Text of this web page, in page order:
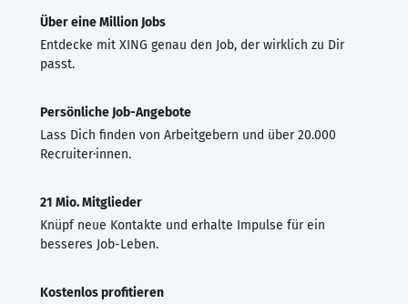
Über eine Million Jobs
Entdecke mit XING genau den Job, der wirklich zu Dir
passt.
Persönliche Job-Angebote
Lass Dich finden von Arbeitgebern und über 20.000
Recruiter·innen.
21 Mio. Mitglieder
Knüpf neue Kontakte und erhalte Impulse für ein
besseres Job-Leben.
Kostenlos profitieren